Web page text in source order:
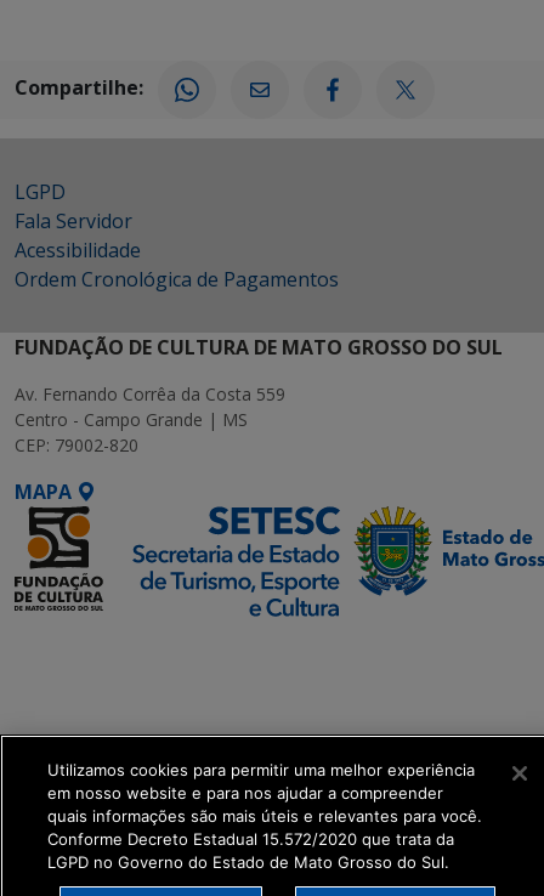
Compartilhe:
LGPD
Fala Servidor
Acessibilidade
Ordem Cronológica de Pagamentos
FUNDAÇÃO DE CULTURA DE MATO GROSSO DO SUL
Av. Fernando Corrêa da Costa 559
Centro - Campo Grande | MS
CEP: 79002-820
MAPA
get_footer();
Utilizamos cookies para permitir uma melhor experiência
em nosso website e para nos ajudar a compreender
quais informações são mais úteis e relevantes para você.
Conforme Decreto Estadual 15.572/2020 que trata da
LGPD no Governo do Estado de Mato Grosso do Sul.